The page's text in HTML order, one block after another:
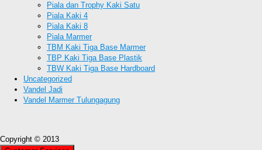
Piala dan Trophy Kaki Satu
Piala Kaki 4
Piala Kaki 8
Piala Marmer
TBM Kaki Tiga Base Marmer
TBP Kaki Tiga Base Plastik
TBW Kaki Tiga Base Hardboard
Uncategorized
Vandel Jadi
Vandel Marmer Tulungagung
Copyright © 2013